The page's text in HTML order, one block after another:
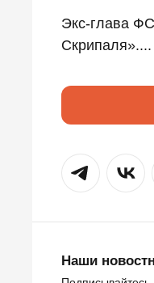
Экс-глава
Скрипаля»....
Наши